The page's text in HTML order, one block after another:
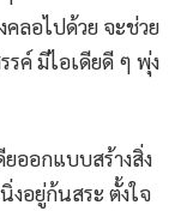
ลอไปด้วย จะช่วย
รค์ มีไอเดียดี ๆ พุ่ง
ยออกแบบสร้างสิ่ง
งอยู่ก้นสระ ตั้งใจ